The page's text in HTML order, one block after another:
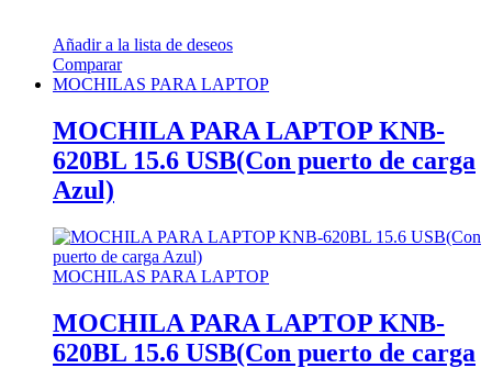
Añadir a la lista de deseos
Comparar
MOCHILAS PARA LAPTOP
MOCHILA PARA LAPTOP KNB-
620BL 15.6 USB(Con puerto de carga
Azul)
MOCHILAS PARA LAPTOP
MOCHILA PARA LAPTOP KNB-
620BL 15.6 USB(Con puerto de carga